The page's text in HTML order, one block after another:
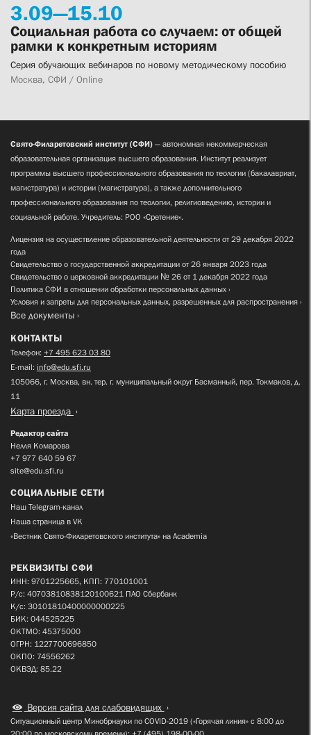
3.09—15.10
Социальная работа со случаем: от общей
рамки к конкретным историям
Серия обучающих вебинаров по новому методическому пособию
Москва, СФИ / Online
Свято-Филаретовский институт (СФИ) — автономная некоммерческая
образовательная организация высшего образования. Институт реализует
программы высшего профессионального образования по теологии (бакалавриат,
магистратура) и истории (магистратура), а также дополнительного
профессионального образования по теологии, религиоведению, истории и
социальной работе. Учредитель: РОО «Сретение».
Лицензия на осуществление образовательной деятельности от 29 декабря 2022
года
Свидетельство о государственной аккредитации от 26 января 2023 года
Свидетельство о церковной аккредитации № 26 от 1 декабря 2022 года
Политика СФИ в отношении обработки персональных данных
Условия и запреты для персональных данных, разрешенных для распространения
Все документы
КОНТАКТЫ
Телефон: +7 495 623 03 80
E-mail: info@edu.sfi.ru
105066, г. Москва, вн. тер. г. муниципальный округ Басманный, пер. Токмаков, д.
11
Карта проезда
Редактор сайта
Нелля Комарова
+7 977 640 59 67
site@edu.sfi.ru
СОЦИАЛЬНЫЕ СЕТИ
Наш Telegram-канал
Наша страница в VK
«Вестник Свято-Филаретовского института» на Academia
РЕКВИЗИТЫ СФИ
ИНН: 9701225665, КПП: 770101001
Р/с: 40703810838120100621 ПАО Сбербанк
К/с: 30101810400000000225
БИК: 044525225
ОКТМО: 45375000
ОГРН: 1227700696850
ОКПО: 74556262
ОКВЭД: 85.22
Версия сайта для слабовидящих
Ситуационный центр Минобрнауки по COVID-2019 («Горячая линия» с 8:00 до